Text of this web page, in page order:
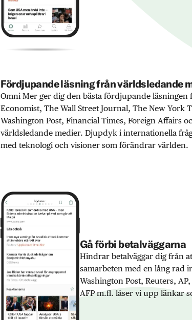
Fördjupande läsning från världsledande
Omni Mer ger dig den bästa fördjupande läsningen
Economist, The Wall Street Journal, The New York
Washington Post, Financial Times, Foreign Affairs
världsledande medier. Djupdyk i internationella
med teknologi och visioner som förändrar världen.
Gå förbi betalväggarna
Hindrar betalväggar dig från
samarbeten med en lång rad
Washington Post, Reuters,
AFP m.fl. låser vi upp länkar